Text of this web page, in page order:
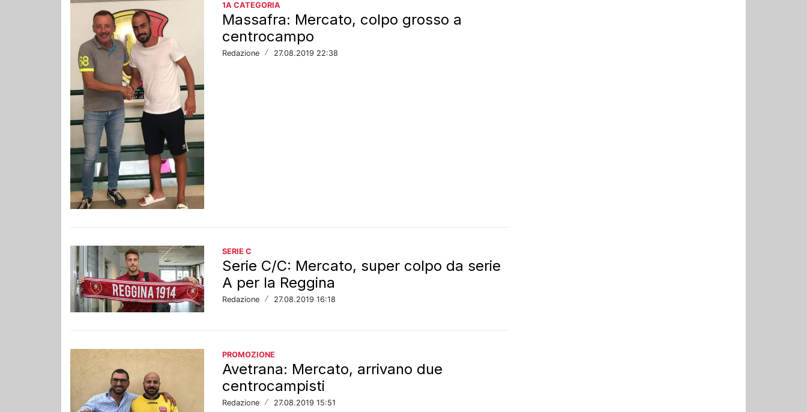
1A CATEGORIA
Massafra: Mercato, colpo grosso a
centrocampo
Redazione / 27.08.2019 22:38
SERIE C
Serie C/C: Mercato, super colpo da serie
A per la Reggina
Redazione / 27.08.2019 16:18
PROMOZIONE
Avetrana: Mercato, arrivano due
centrocampisti
Redazione / 27.08.2019 15:51